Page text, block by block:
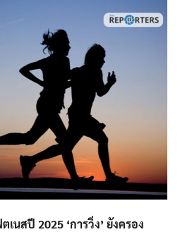
เนสปี 2025 ‘การวิ่ง’ ยังครอง